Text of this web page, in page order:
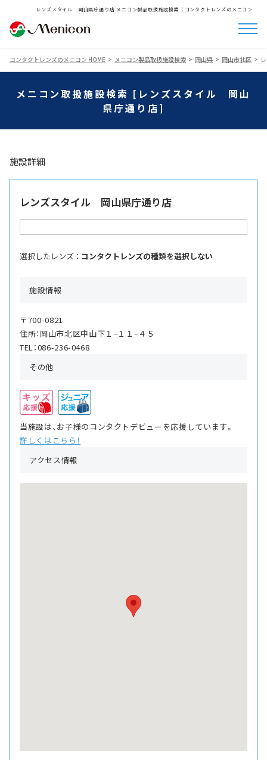
レンズスタイル 岡山県庁通り店 メニコン製品取扱施設検索│コンタクトレンズのメニコン
コンタクトレンズのメニコン HOME メニコン製品取扱施設検索 岡山県 岡山市北区
メニコン取扱施設検索 [レンズスタイル 岡山
県庁通り店]
施設詳細
レンズスタイル 岡山県庁通り店
選択したレンズ ： コンタクトレンズの種類を選択しない
施設情報
〒700-0821
住所：岡山市北区中山下１−１１−４５
TEL：086-236-0468
その他
当施設は、お子様のコンタクトデビューを応援しています。
詳しくはこちら！
アクセス情報